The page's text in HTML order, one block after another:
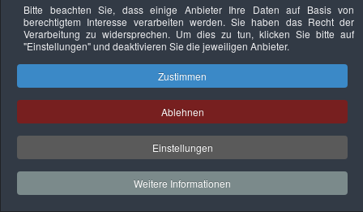
Datenschutzerklärung Urheberrechtsnachweise Nachhaltigkeit
Copyright © 2026. Bundesverband Deutscher
Sachverständiger und Fachgutachter e.V..
Bitte beachten Sie, dass einige Anbieter Ihre Daten auf Basis von
berechtigtem Interesse verarbeiten werden. Sie haben das Recht der
Verarbeitung zu widersprechen. Um dies zu tun, klicken Sie bitte auf
"Einstellungen"und deaktivieren Sie die jeweiligen Anbieter.
Zustimmen
Ablehnen
Einstellungen
Weitere Informationen